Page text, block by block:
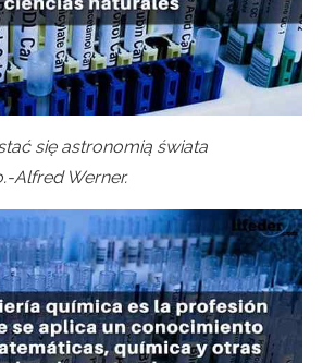
się astronomią świata
Alfred Werner.